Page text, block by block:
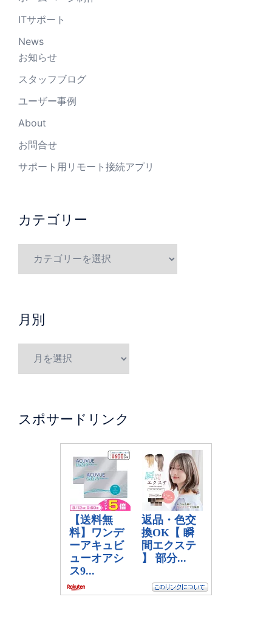
ITサポート
News
お知らせ
スタッフブログ
ユーザー事例
About
お問合せ
サポート用リモート接続アプリ
カテゴリー
月別
スポサードリンク